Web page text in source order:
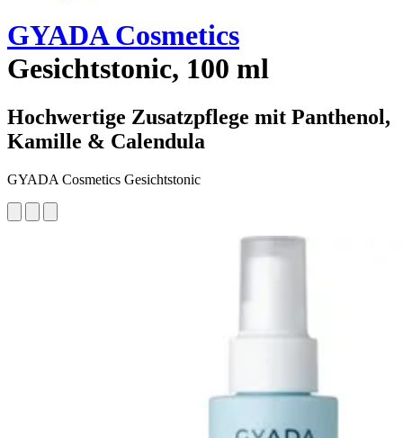
GYADA Cosmetics
Gesichtstonic, 100 ml
Hochwertige Zusatzpflege mit Panthenol,
Kamille & Calendula
GYADA Cosmetics Gesichtstonic